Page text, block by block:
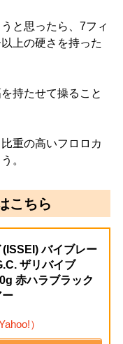
と思ったら、7フィ
上の硬さを持った
持たせて操ること
重の高いフロロカ
。
こちら
(ISSEI) バイブレー
ザリバイブ
赤ハラブラック
ー
Yahoo!）